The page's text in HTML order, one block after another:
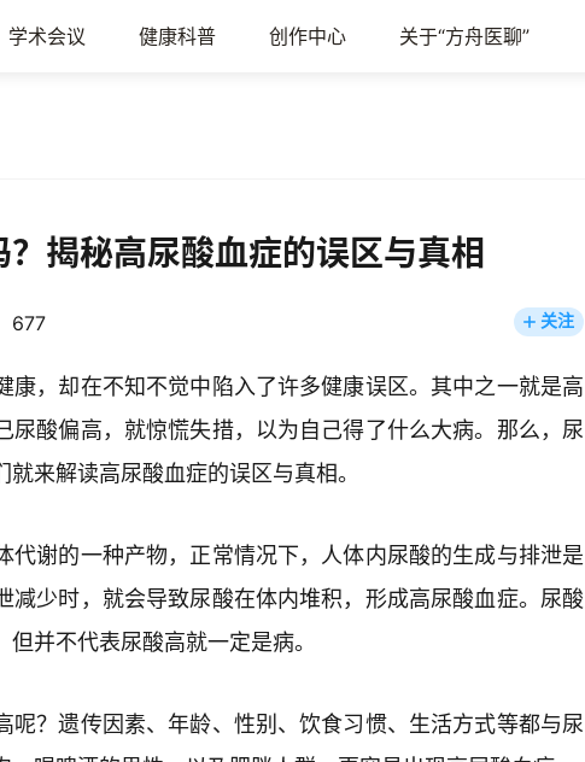
学术会议 健康科普 创作中心 关于“方舟医聊”
揭秘高尿酸血症的误区与真相
677 关注
康，却在不知不觉中陷入了许多健康误区。其中之一就是高
尿酸偏高，就惊慌失措，以为自己得了什么大病。那么，尿
来解读高尿酸血症的误区与真相。
代谢的一种产物，正常情况下，人体内尿酸的生成与排泄是
减少时，就会导致尿酸在体内堆积，形成高尿酸血症。尿酸
并不代表尿酸高就一定是病。
呢？遗传因素、年龄、性别、饮食习惯、生活方式等都与尿